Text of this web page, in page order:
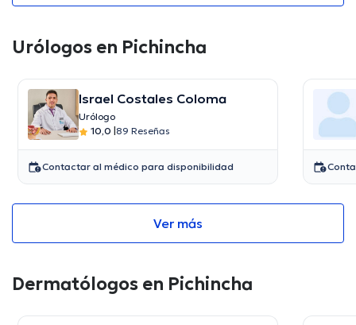
Urólogos en Pichincha
Israel Costales Coloma
Urólogo
10,0 |89 Reseñas
Contactar al médico para disponibilidad
Ver más
Dermatólogos en Pichincha